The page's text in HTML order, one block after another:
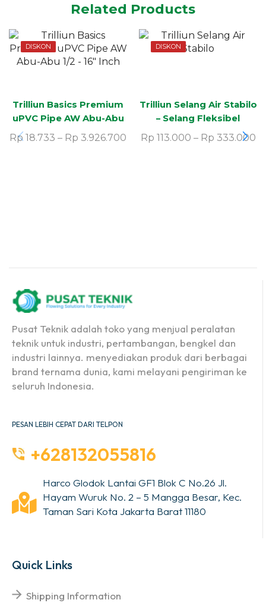
Related Products
DISKON
Trilliun Basics Premium
uPVC Pipe AW Abu-Abu
1/2 – 16″ Inch
Rp 18.733 – Rp 3.926.700
DISKON
Trilliun Selang Air Stabilo
– Selang Fleksibel
Rp 113.000 – Rp 333.000
Pusat Teknik adalah toko yang menjual peralatan
teknik untuk industri, pertambangan, bengkel dan
industri lainnya. menyediakan produk dari berbagai
brand ternama dunia, kami melayani pengiriman ke
seluruh Indonesia.
PESAN LEBIH CEPAT DARI TELPON
+628132055816
Harco Glodok Lantai GF1 Blok C No.26 Jl.
Hayam Wuruk No. 2 – 5 Mangga Besar, Kec.
Taman Sari Kota Jakarta Barat 11180
Quick Links
Shipping Information